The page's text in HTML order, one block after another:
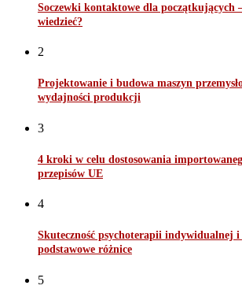
Soczewki kontaktowe dla początkujących
wiedzieć?
2
Projektowanie i budowa maszyn
wydajności produkcji
3
4 kroki w celu dostosowania
przepisów UE
4
Skuteczność psychoterapii indywidualnej
podstawowe różnice
5